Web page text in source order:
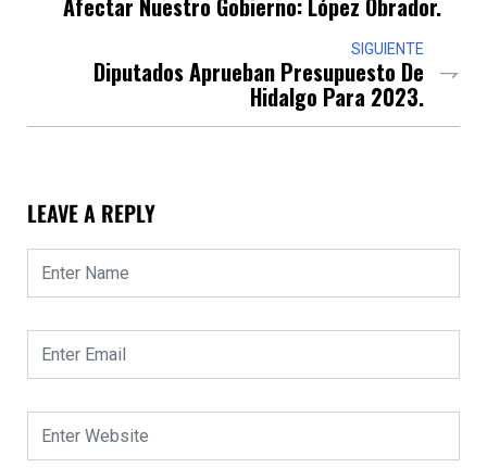
SIGUIENTE
Diputados Aprueban Presupuesto De
Hidalgo Para 2023.
LEAVE A REPLY